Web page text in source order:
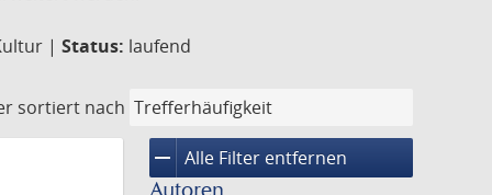
| Status: laufend
sortiert nach
remove Alle Filter entfernen